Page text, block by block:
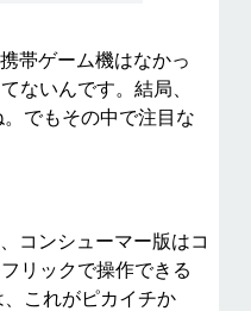
帯ゲーム機はなかっ
ないんです。結局、
でもその中で注目な
コンシューマー版はコ
リックで操作できる
これがピカイチか